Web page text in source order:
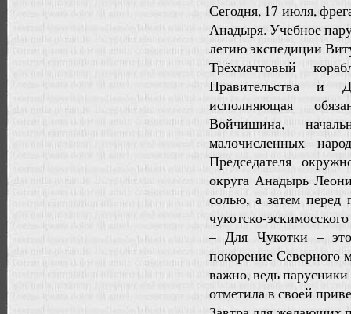
Сегодня, 17 июля,
Анадыря. Учебное
летию экспедиции
Трёхмачтовый
Правительства и
исполняющая
Войчишина,
малочисленных
Председателя
округа Анадырь
солью, а затем перед
чукотско-
– Для Чукотки –
покорение Северного
важно, ведь парусники
отметила в своей